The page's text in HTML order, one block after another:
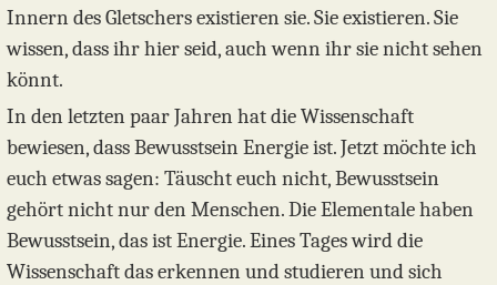
Innern des Gletschers existieren sie. Sie existieren. Sie
wissen, dass ihr hier seid, auch wenn ihr sie nicht sehen
könnt.
In den letzten paar Jahren hat die Wissenschaft
bewiesen, dass Bewusstsein Energie ist. Jetzt möchte ich
euch etwas sagen: Täuscht euch nicht, Bewusstsein
gehört nicht nur den Menschen. Die Elementale haben
Bewusstsein, das ist Energie. Eines Tages wird die
Wissenschaft das erkennen und studieren und sich